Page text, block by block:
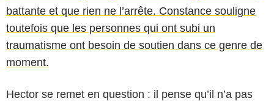
battante et que rien ne l’arrête. Constance souligne
toutefois que les personnes qui ont subi un
traumatisme ont besoin de soutien dans ce genre de
moment.
Hector se remet en question : il pense qu’il n’a pas